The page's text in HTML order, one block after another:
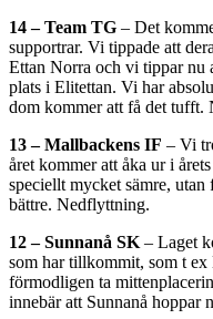
14 – Team TG – Det
supportrar. Vi tippade att
Ettan Norra och vi tippar nu
plats i Elitettan. Vi har
dom kommer att få det tufft.
13 – Mallbackens IF – Vi
året kommer att åka ur i
speciellt mycket sämre,
bättre. Nedflyttning.
12 – Sunnanå SK – Laget
som har tillkommit, som t
förmodligen ta
innebär att Sunnanå hoppar